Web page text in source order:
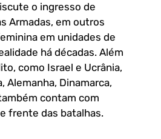
o ingresso de
Armadas, em outros
em unidades de
há décadas. Além
como Israel e Ucrânia,
Alemanha, Dinamarca,
contam com
frente das batalhas.